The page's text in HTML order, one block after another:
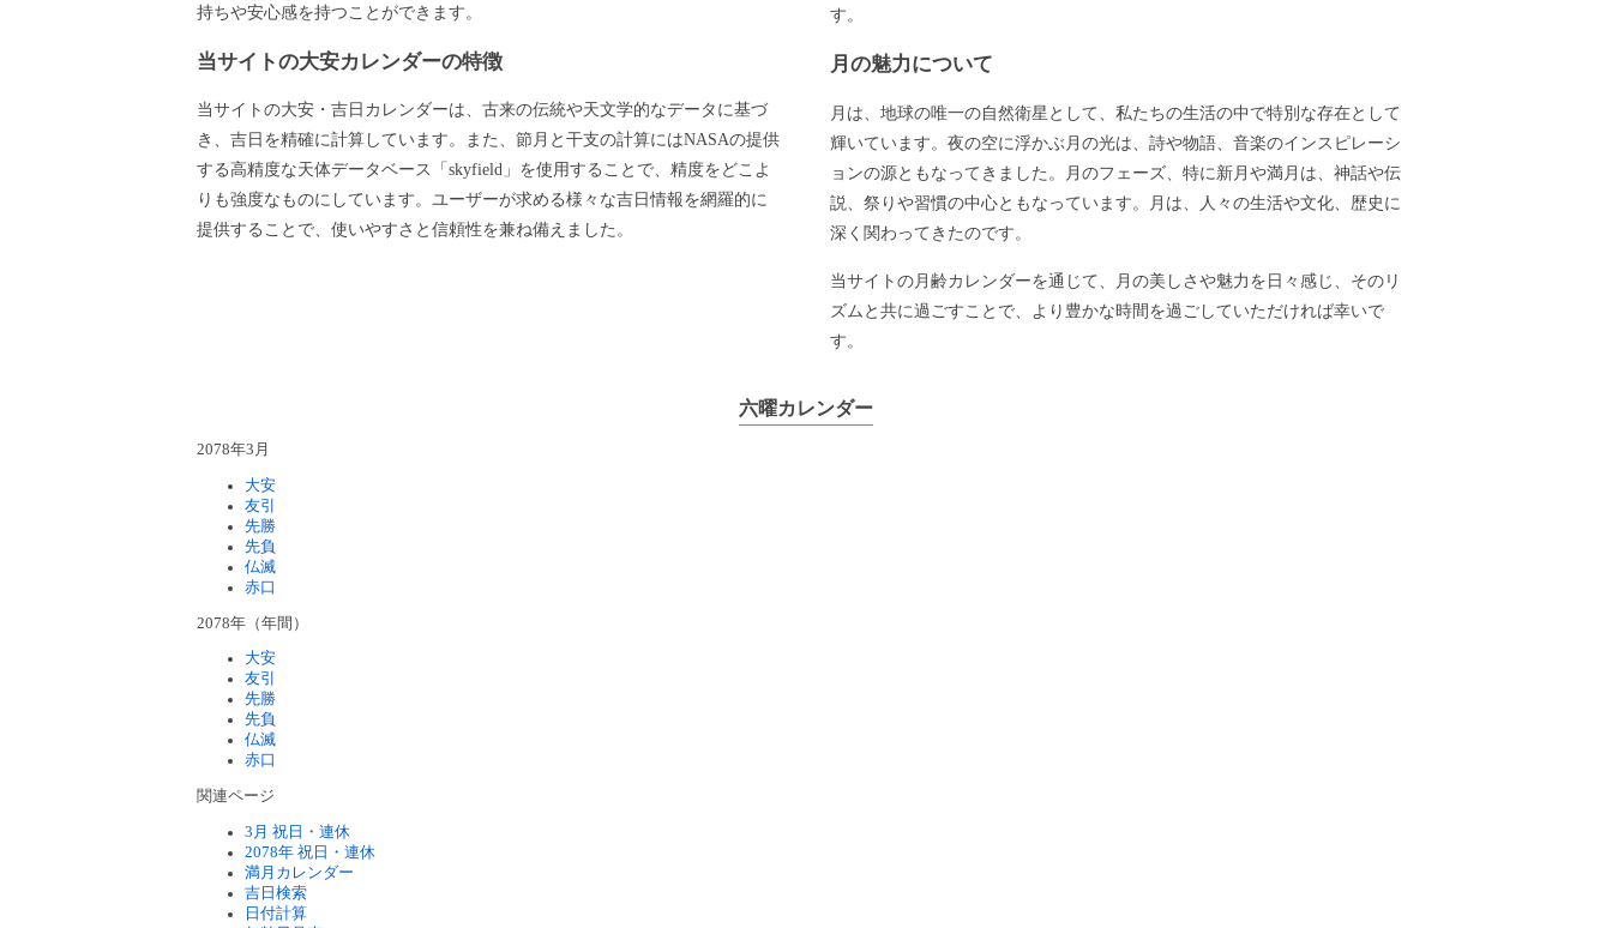
持ちや安心感を持つことができます。
当サイトの大安カレンダーの特徴
当サイトの大安・吉日カレンダーは、古来の伝統や天文学的なデータに基づ
き、吉日を精確に計算しています。また、節月と干支の計算にはNASAの提供
する高精度な天体データベース「skyfield」を使用することで、精度をどこよ
りも強度なものにしています。ユーザーが求める様々な吉日情報を網羅的に
提供することで、使いやすさと信頼性を兼ね備えました。
す。
月の魅力について
月は、地球の唯一の自然衛星として、私たちの生活の中で特別な存在として
輝いています。夜の空に浮かぶ月の光は、詩や物語、音楽のインスピレーシ
ョンの源ともなってきました。月のフェーズ、特に新月や満月は、神話や伝
説、祭りや習慣の中心ともなっています。月は、人々の生活や文化、歴史に
深く関わってきたのです。
当サイトの月齢カレンダーを通じて、月の美しさや魅力を日々感じ、そのリ
ズムと共に過ごすことで、より豊かな時間を過ごしていただければ幸いで
す。
六曜カレンダー
2078年3月
大安
友引
先勝
先負
仏滅
赤口
2078年（年間）
大安
友引
先勝
先負
仏滅
赤口
関連ページ
3月 祝日・連休
2078年 祝日・連休
満月カレンダー
吉日検索
日付計算